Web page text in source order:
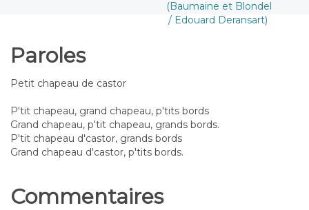
(Baumaine et Blondel
/ Edouard Deransart)
Paroles
Petit chapeau de castor
P'tit chapeau, grand chapeau, p'tits bords
Grand chapeau, p'tit chapeau, grands bords.
P'tit chapeau d'castor, grands bords
Grand chapeau d'castor, p'tits bords.
Commentaires